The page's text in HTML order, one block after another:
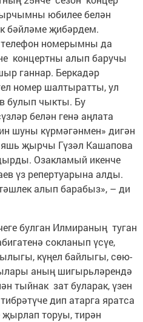
юбилее белән
бәйләме җибәрдем.
номерымны да
концертны алып баручы
ганнар. Беркадәр
номер шалтыратты, ул
булып чыкты. Бу
белән генә аңлата
шуны күрмәгәнмен» дигән
җырчы Гүзәл Кашапова
Озакламый икенче
үз репертуарына алды.
алып барабыз», – ди
булган Илмираның туган
сокланып үсүе,
күңел байлыгы, сөю-
аның шигырьләрендә
тыйнак зат буларак, үзен
дип атарга яратса
торуы, тирән